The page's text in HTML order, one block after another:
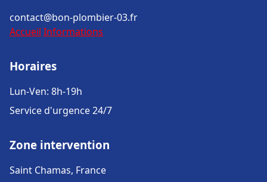
contact@bon-plombier-03.fr
Accueil Informations
Horaires
Lun-Ven: 8h-19h
Service d'urgence 24/7
Zone intervention
Saint Chamas, France